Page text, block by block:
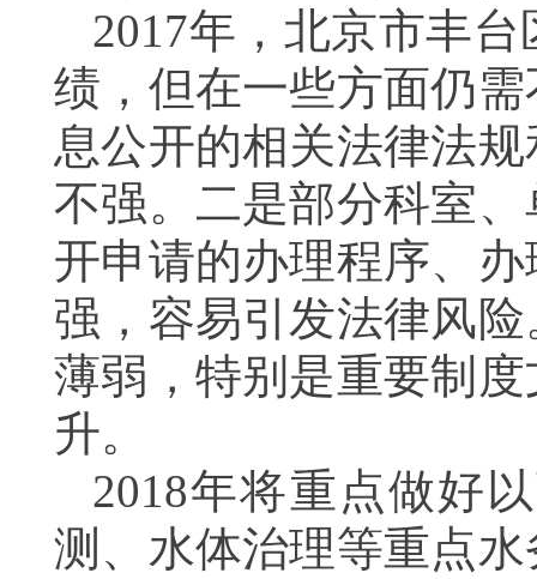
2017年，北京市丰
绩，但在一些方面仍
息公开的相关法律法
不强。二是部分科室
开申请的办理程序、
强，容易引发法律风
薄弱，特别是重要制
升。
2018年将重点做好
测、水体治理等重点